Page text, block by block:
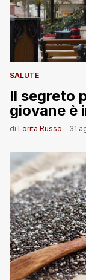
SALUTE
Il segreto
giovane è
di Lorita Russo - 31